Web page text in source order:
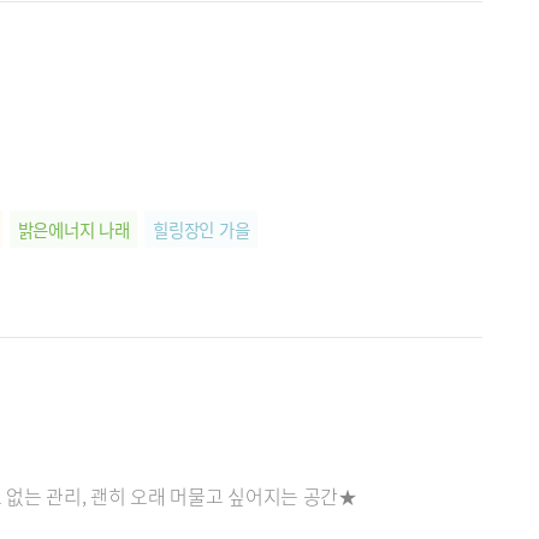
밝은에너지 나래 힐링장인 가을
는 관리, 괜히 오래 머물고 싶어지는 공간★